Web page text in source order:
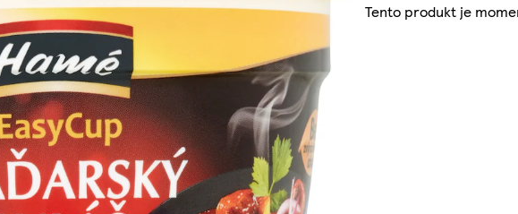
Tento produkt je